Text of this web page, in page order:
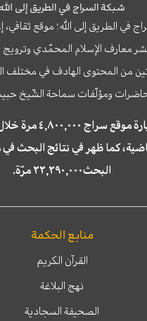
شبكة السراج في الطريق إلى الله
في الطريق إلى الله؛ موقع ثقافي،
معارف الإسلام المحمّدي وترويج
من المحتوى الهادف في مختلف
ومؤلّفات سماحة الشّيخ
تمّت زيارة موقع
كما ظهر في نتائج البحث
البحث٢٢,٢٩٠,٠٠٠ مرّة.
منابع الحكمة
القرآن الكريم
نهج البلاغة
الصحيفة السجادية